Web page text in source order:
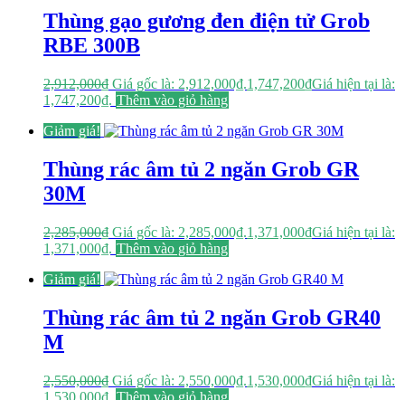
Thùng gạo gương đen điện tử Grob
RBE 300B
2,912,000₫ Giá gốc là: 2,912,000₫.1,747,200₫Giá hiện tại là:
1,747,200₫. Thêm vào giỏ hàng
Giảm giá!
Thùng rác âm tủ 2 ngăn Grob GR
30M
2,285,000₫ Giá gốc là: 2,285,000₫.1,371,000₫Giá hiện tại là:
1,371,000₫. Thêm vào giỏ hàng
Giảm giá!
Thùng rác âm tủ 2 ngăn Grob GR40
M
2,550,000₫ Giá gốc là: 2,550,000₫.1,530,000₫Giá hiện tại là:
1,530,000₫. Thêm vào giỏ hàng